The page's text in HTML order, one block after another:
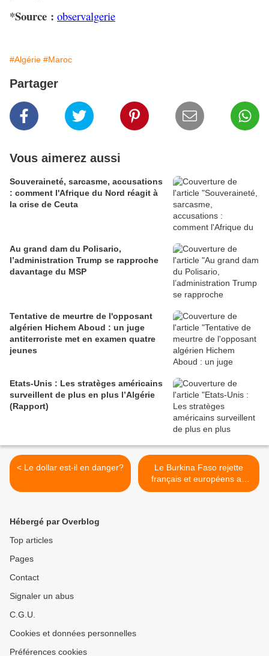
*Source : observalgerie
#Algérie #Maroc
Partager
Vous aimerez aussi
Souveraineté, sarcasme, accusations
: comment l'Afrique du Nord réagit à
la crise de Ceuta
Au grand dam du Polisario,
l’administration Trump se rapproche
davantage du MSP
Tentative de meurtre de l'opposant
algérien Hichem Aboud : un juge
antiterroriste met en examen quatre
jeunes
Etats-Unis : Les stratèges américains
surveillent de plus en plus l’Algérie
(Rapport)
< Le dollar est-il en danger?
Le Burkina Faso rejette
français et européens au
profit des russes et chinois
Hébergé par Overblog
Top articles
Pages
Contact
Signaler un abus
C.G.U.
Cookies et données personnelles
Préférences cookies